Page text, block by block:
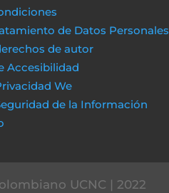
de Datos Personales
de autor
Accesibilidad
We
de la Información
UCNC | 2022